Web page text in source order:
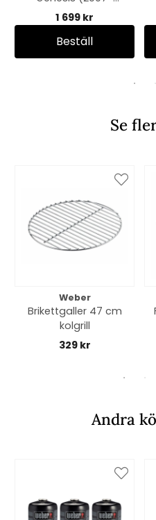
2010) - rostfritt stål
1 699 kr
Beställ
Se
Weber
Brikettgaller 47 cm
kolgrill
329 kr
Andra